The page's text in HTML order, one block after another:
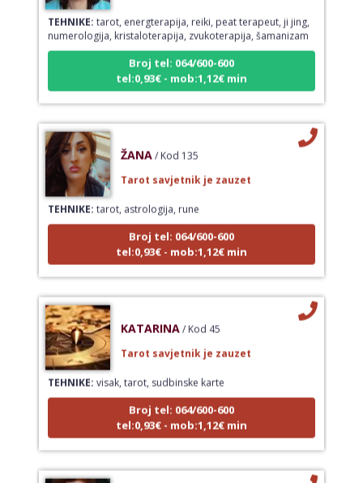
TEHNIKE:tarot, energterapija, reiki, peat terapeut, ji jing,
numerologija, kristaloterapija, zvukoterapija, šamanizam
Broj tel: 064/600-600
tel:0,93€ - mob:1,12€ min
TEHNIKE:tarot, astrologija, rune
Broj tel: 064/600-600
tel:0,93€ - mob:1,12€ min
TEHNIKE:visak, tarot, sudbinske karte
Broj tel: 064/600-600
tel:0,93€ - mob:1,12€ min